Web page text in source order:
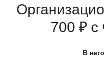
700 ₽ с
В